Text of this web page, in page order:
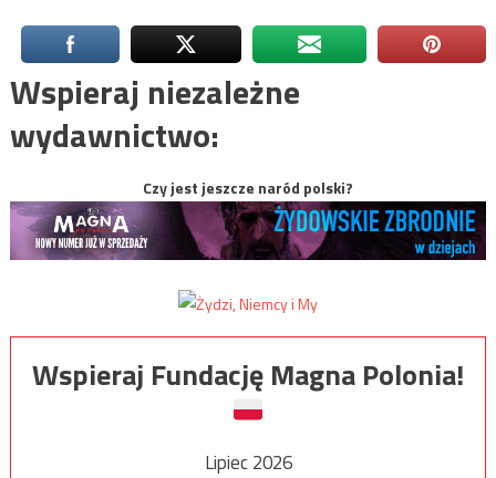
Wspieraj niezależne
wydawnictwo:
Czy jest jeszcze naród polski?
Wspieraj Fundację Magna Polonia!
Lipiec 2026